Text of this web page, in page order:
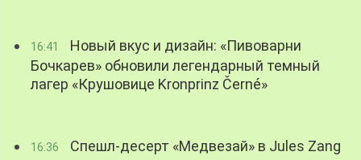
16:41
Новый вкус и дизайн: «Пивоварни
Бочкарев» обновили легендарный темный
лагер «Крушовице Kronprinz Černé»
16:36 Спешл-десерт «Медвезай» в Jules Zang